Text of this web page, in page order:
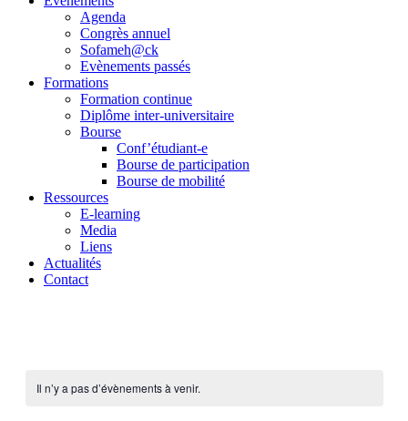
Agenda
Congrès annuel
Sofameh@ck
Evènements passés
Formations
Formation continue
Diplôme inter-universitaire
Bourse
Conf’étudiant-e
Bourse de participation
Bourse de mobilité
Ressources
E-learning
Media
Liens
Actualités
Contact
Il n’y a pas d’évènements à venir.